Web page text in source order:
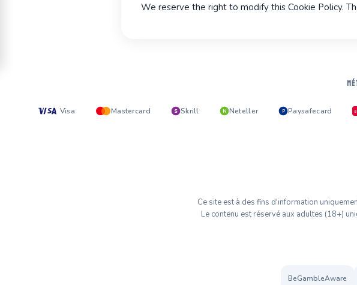
We reserve the right to modify this Cookie Policy.
Visa Mastercard S Skrill N Neteller P Paysafecard
Ce site est à des fins d'information
Le contenu est réservé aux adultes (18+)
BeGambleAware